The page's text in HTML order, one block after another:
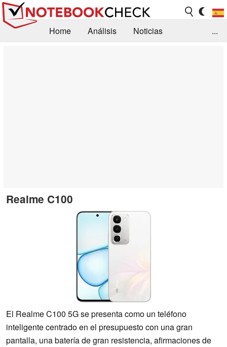
Home Análisis
Noticias
...
Realme C100
El Realme C100 5G se presenta como un teléfono
inteligente centrado en el presupuesto con una gran
pantalla, una batería de gran resistencia, afirmaciones de